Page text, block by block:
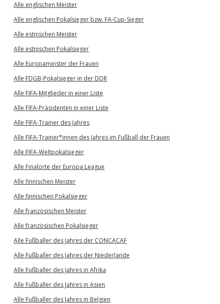
Alle englischen Meister
Alle englischen Pokalsieger bzw. FA-Cup-Sieger
Alle estnischen Meister
Alle estnischen Pokalsieger
Alle Europameister der Frauen
Alle FDGB-Pokalsieger in der DDR
Alle FIFA-Mitglieder in einer Liste
Alle FIFA-Präsidenten in einer Liste
Alle FIFA-Trainer des Jahres
Alle FIFA-Trainer*innen des Jahres im Fußball der Frauen
Alle FIFA-Weltpokalsieger
Alle Finalorte der Europa League
Alle finnischen Meister
Alle finnischen Pokalsieger
Alle französischen Meister
Alle französischen Pokalsieger
Alle Fußballer des Jahres der CONCACAF
Alle Fußballer des Jahres der Niederlande
Alle Fußballer des Jahres in Afrika
Alle Fußballer des Jahres in Asien
Alle Fußballer des Jahres in Belgien